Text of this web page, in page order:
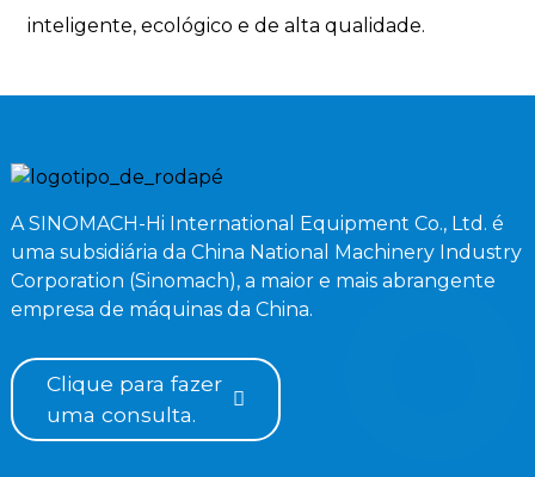
inteligente, ecológico e de alta qualidade.
A SINOMACH-Hi International Equipment Co., Ltd. é
uma subsidiária da China National Machinery Industry
Corporation (Sinomach), a maior e mais abrangente
empresa de máquinas da China.
Clique para fazer
uma consulta.